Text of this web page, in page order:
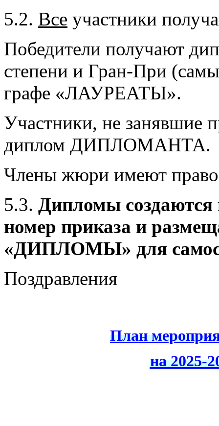
5.2. Все участники
Победители получают
степени и Гран-При
графе «ЛАУРЕАТЫ».
Участники, не занявшие
диплом ДИПЛОМАНТА.
Члены жюри имеют
5.3. Дипломы создаются
номер приказа и
«ДИПЛОМЫ» для
Поздравления
План
на 2025-